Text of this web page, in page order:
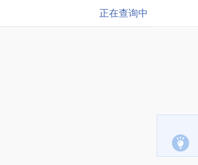
正在查询中